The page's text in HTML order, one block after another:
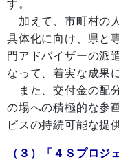
す。
加えて、市町村の
具体化に向け、県と
門アドバイザーの派
なって、着実な成果
また、交付金の配
の場への積極的な参
ビスの持続可能な提
（３）「４Ｓプロジ